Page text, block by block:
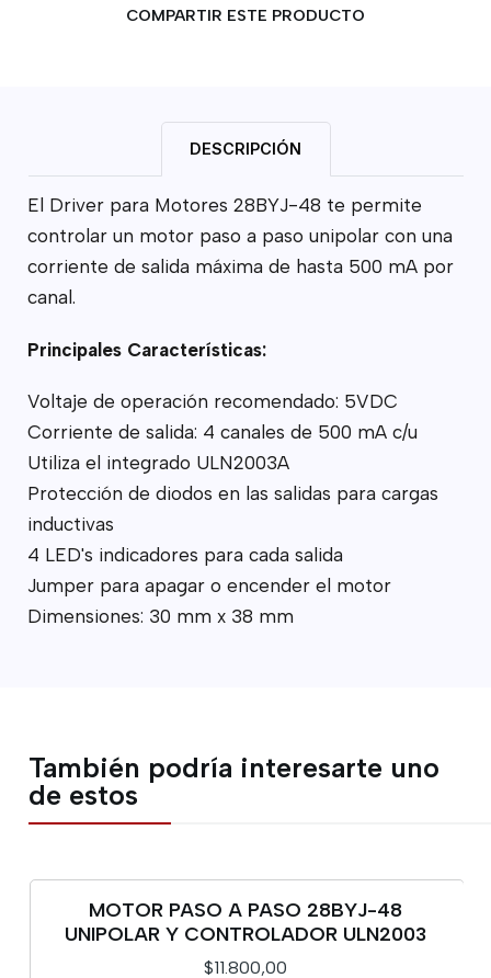
COMPARTIR ESTE PRODUCTO
DESCRIPCIÓN
El Driver para Motores 28BYJ-48 te permite
controlar un motor paso a paso unipolar con una
corriente de salida máxima de hasta 500 mA por
canal.
Principales Características:
Voltaje de operación recomendado: 5VDC
Corriente de salida: 4 canales de 500 mA c/u
Utiliza el integrado ULN2003A
Protección de diodos en las salidas para cargas
inductivas
4 LED's indicadores para cada salida
Jumper para apagar o encender el motor
Dimensiones: 30 mm x 38 mm
También podría interesarte uno
de estos
MOTOR PASO A PASO 28BYJ-48
UNIPOLAR Y CONTROLADOR ULN2003
$11.800,00